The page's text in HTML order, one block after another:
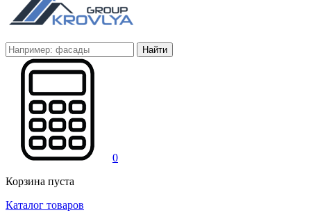
Найти
0
Корзина пуста
Каталог товаров